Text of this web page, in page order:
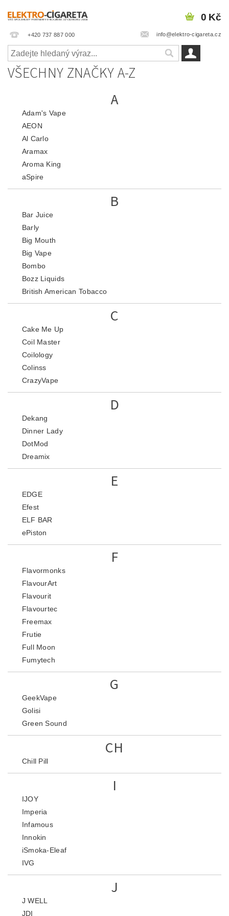
+420 737 887 000 info@elektro-cigareta.cz
0 Kč
VŠECHNY ZNAČKY A-Z
A
Adam's Vape
AEON
Al Carlo
Aramax
Aroma King
aSpire
B
Bar Juice
Barly
Big Mouth
Big Vape
Bombo
Bozz Liquids
British American Tobacco
C
Cake Me Up
Coil Master
Coilology
Colinss
CrazyVape
D
Dekang
Dinner Lady
DotMod
Dreamix
E
EDGE
Efest
ELF BAR
ePiston
F
Flavormonks
FlavourArt
Flavourit
Flavourtec
Freemax
Frutie
Full Moon
Fumytech
G
GeekVape
Golisi
Green Sound
CH
Chill Pill
I
IJOY
Imperia
Infamous
Innokin
iSmoka-Eleaf
IVG
J
J WELL
JDI